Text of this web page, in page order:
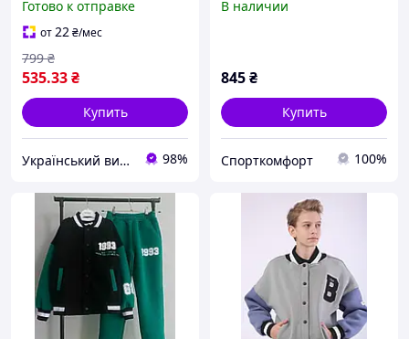
Готово к отправке
от22₴/мес
535.33₴
799 ₴
Купить
Український виробник дитячого одягу "Arisha" 98%
размер 104 110
В наличии
845₴
Купить
Спорткомфорт 100%